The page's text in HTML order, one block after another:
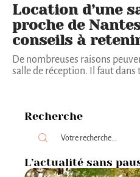
Location d’une
proche de
conseils à
De nombreuses raisons
salle de réception. Il faut dans
Recherche
L’actualité sans